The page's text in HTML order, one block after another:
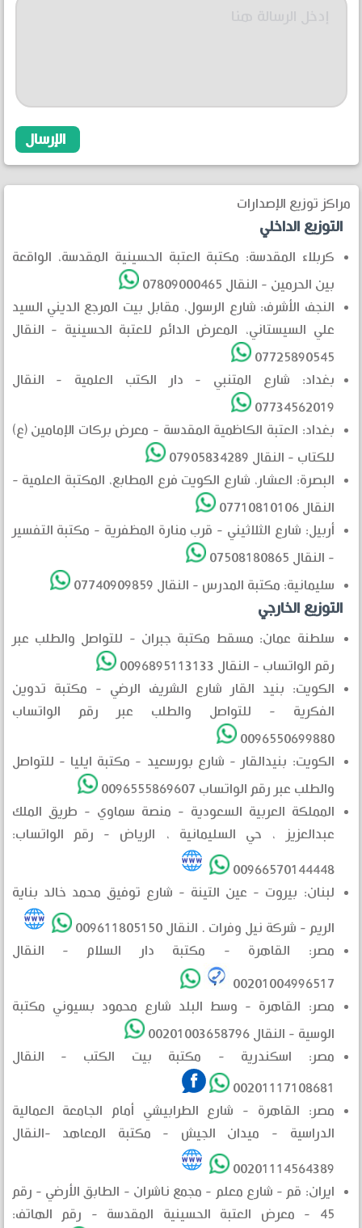
مراكز توزيع الإصدارات
التوزيع الداخلي
كربلاء المقدسة: مكتبة العتبة الحسينية المقدسة، الواقعة
بين الحرمين - النقال 07809000465
النجف الأشرف: شارع الرسول، مقابل بيت المرجع الديني السيد
علي السيستاني، المعرض الدائم للعتبة الحسينية - النقال
07725890545
بغداد: شارع المتنبي - دار الكتب العلمية - النقال
07734562019
بغداد: العتبة الكاظمية المقدسة - معرض بركات الإمامين (ع)
للكتاب - النقال 07905834289
البصرة: العشار، شارع الكويت فرع المطابع، المكتبة العلمية -
النقال 07710810106
أربيل: شارع الثلاثيني - قرب منارة المظفرية - مكتبة التفسير
- النقال 07508180865
سليمانية: مكتبة المدرس - النقال 07740909859
التوزيع الخارجي
سلطنة عمان: مسقط مكتبة جبران - للتواصل والطلب عبر
رقم الواتساب - النقال 0096895113133
الكويت: بنيد القار شارع الشريف الرضي - مكتبة تدوين
الفكرية - للتواصل والطلب عبر رقم الواتساب
0096550699880
الكويت: بنيدالقار - شارع بورسعيد - مكتبة ايليا - للتواصل
والطلب عبر رقم الواتساب 0096555869607
المملكة العربية السعودية - منصة سماوي - طريق الملك
عبدالعزيز ، حي السليمانية ، الرياض - رقم الواتساب:
00966570144448
لبنان: بيروت - عين التينة - شارع توفيق محمد خالد بناية
الريم - شركة نيل وفرات . النقال 009611805150
مصر: القاهرة - مكتبة دار السلام - النقال
00201004996517
مصر: القاهرة - وسط البلد شارع محمود بسيوني مكتبة
الوسية - النقال 00201003658796
مصر: اسكندرية - مكتبة بيت الكتب - النقال
00201117108681
مصر: القاهرة - شارع الطرابيشي أمام الجامعة العمالية
الدراسية - ميدان الجيش - مكتبة المعاهد -النقال
00201114564389
ايران: قم - شارع معلم - مجمع ناشران - الطابق الأرضي - رقم
45 - معرض العتبة الحسينية المقدسة - رقم الهاتف: